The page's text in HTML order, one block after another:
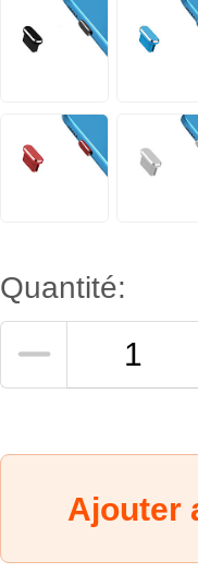
Quantité:
Ajouter